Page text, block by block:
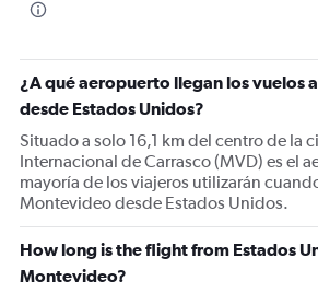
¿A qué aeropuerto llegan los vuelos
desde Estados Unidos?
Situado a solo 16,1 km del centro de la
Internacional de Carrasco (MVD) es el
mayoría de los viajeros utilizarán
Montevideo desde Estados Unidos.
How long is the flight from Estados
Montevideo?